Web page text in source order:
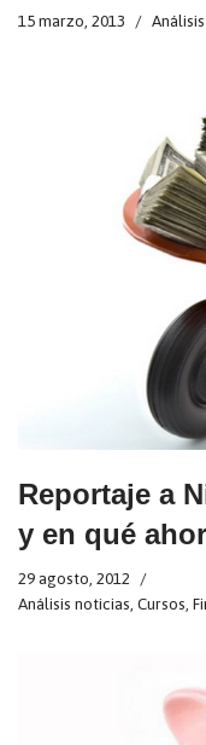
15 marzo, 2013
Reportaje a
y en qué
29 agosto, 2012
Análisis noticias Cursos